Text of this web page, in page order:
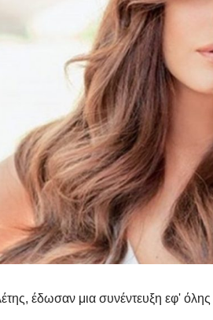
έδωσαν μια συνέντευξη εφ' όλης